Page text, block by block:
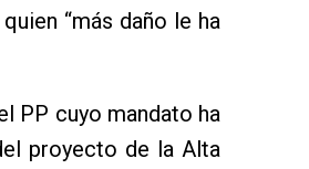
“más daño le ha
PP cuyo mandato ha
proyecto de la Alta